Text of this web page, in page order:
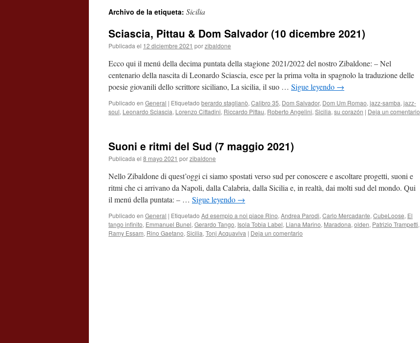
contenido
Archivo de la etiqueta: Sicilia
Sciascia, Pittau & Dom Salvador (10 dicembre 2021)
Publicada el 12 diciembre 2021 porzibaldone
Ecco qui il menú della decima puntata della stagione 2021/2022 del nostro Zibaldone: – Nel
centenario della nascita di Leonardo Sciascia, esce per la prima volta in spagnolo la traduzione delle
poesie giovanili dello scrittore siciliano, La sicilia, il suo … Sigue leyendo →
Publicado en General | Etiquetado berardo staglianò, Calibro 35, Dom Salvador, Dom Um Romao, jazz-samba, jazz-
soul, Leonardo Sciascia, Lorenzo Cittadini, Riccardo Pittau, Roberto Angelini, Sicilia, su corazón | Deja un comentario
Suoni e ritmi del Sud (7 maggio 2021)
Publicada el 8 mayo 2021 porzibaldone
Nello Zibaldone di quest’oggi ci siamo spostati verso sud per conoscere e ascoltare progetti, suoni e
ritmi che ci arrivano da Napoli, dalla Calabria, dalla Sicilia e, in realtà, dai molti sud del mondo. Qui
il menú della puntata: – … Sigue leyendo →
Publicado en General | Etiquetado Ad esempio a noi piace Rino, Andrea Parodi, Carlo Mercadante, CubeLoose, El
tango infinito, Emmanuel Bunel, Gerardo Tango, Isola Tobia Label, Liana Marino, Maradona, olden, Patrizio Trampetti,
Ramy Essam, Rino Gaetano, Sicilia, Tonj Acquaviva | Deja un comentario